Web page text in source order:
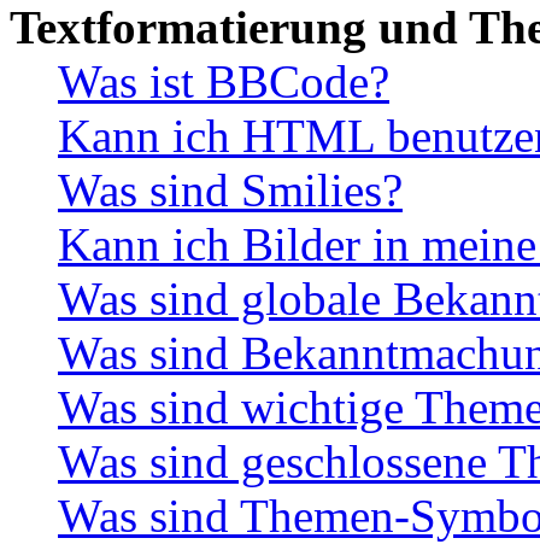
Textformatierung und
Was ist BBCode?
Kann ich HTML
Was sind Smilies?
Kann ich Bilder in
Was sind globale
Was sind
Was sind wichtige
Was sind geschlossene
Was sind Themen-